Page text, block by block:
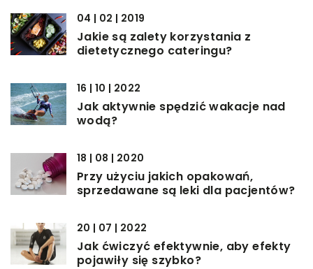
04 | 02 | 2019
Jakie są zalety korzystania z
dietetycznego cateringu?
16 | 10 | 2022
Jak aktywnie spędzić wakacje nad
wodą?
18 | 08 | 2020
Przy użyciu jakich opakowań,
sprzedawane są leki dla pacjentów?
20 | 07 | 2022
Jak ćwiczyć efektywnie, aby efekty
pojawiły się szybko?